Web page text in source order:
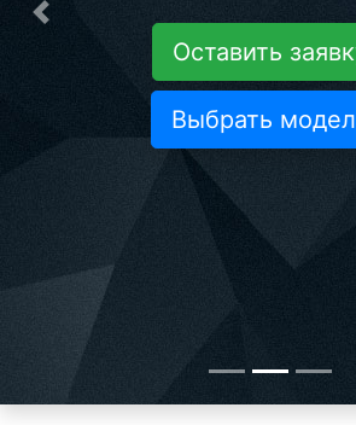
Оставить
Выбрать
Предыдущая